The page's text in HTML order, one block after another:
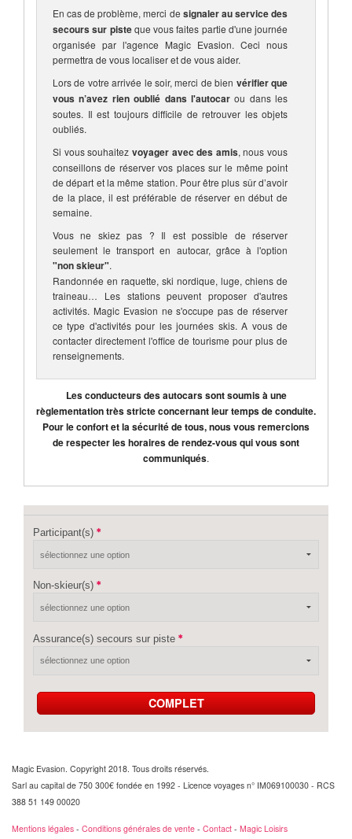
En cas de problème, merci de signaler au service des
secours sur pisteque vous faites partie d'une journée
organisée par l'agence Magic Evasion. Ceci nous
permettra de vous localiser et de vous aider.
Lors de votre arrivée le soir, merci de bien vérifier que
vous n’avez rien oublié dans l'autocarou dans les
soutes. Il est toujours difficile de retrouver les objets
oubliés.
Si vous souhaitez voyager avec des amis, nous vous
conseillons de réserver vos places sur le même point
de départ et la même station. Pour être plus sûr d’avoir
de la place, il est préférable de réserver en début de
semaine.
Vous ne skiez pas ? Il est possible de réserver
seulement le transport en autocar, grâce à l'option
"non skieur".
Randonnée en raquette, ski nordique, luge, chiens de
traineau… Les stations peuvent proposer d'autres
activités. Magic Evasion ne s'occupe pas de réserver
ce type d'activités pour les journées skis. A vous de
contacter directement l'office de tourisme pour plus de
renseignements.
Les conducteurs des autocars sont soumis à une
règlementation très stricte concernant leur temps de conduite.
Pour le confort et la sécurité de tous, nous vous remercions
de respecter les horaires de rendez-vous qui vous sont
communiqués.
Participant(s)
Non-skieur(s)
Assurance(s) secours sur piste
COMPLET
Magic Evasion. Copyright 2018. Tous droits réservés.
Sarl au capital de 750 300€ fondée en 1992 - Licence voyages n° IM069100030 - RCS
388 51 149 00020
Mentions légales - Conditions générales de vente - Contact - Magic Loisirs